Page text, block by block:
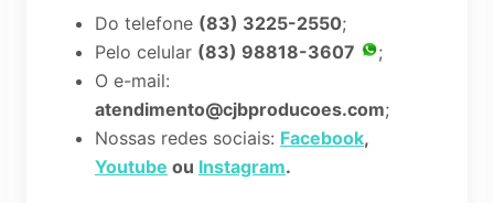
Do telefone (83) 3225-2550;
Pelo celular (83) 98818-3607
;
O e-mail:
atendimento@cjbproducoes.com;
Nossas redes sociais: Facebook,
Youtube ou Instagram.